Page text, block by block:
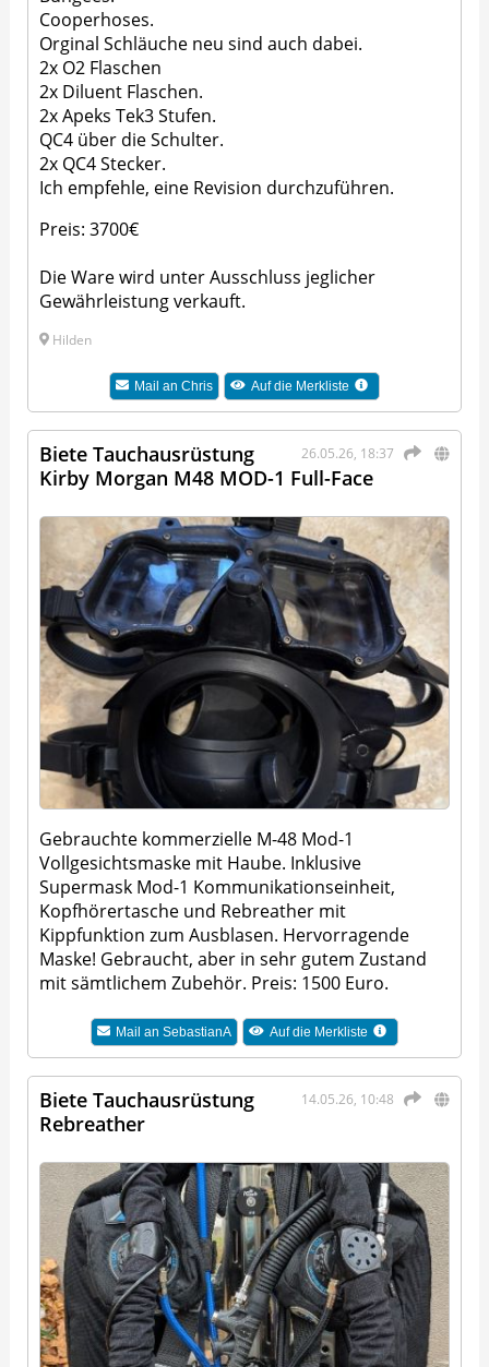
Cooperhoses.
Orginal Schläuche neu sind auch dabei.
2x O2 Flaschen
2x Diluent Flaschen.
2x Apeks Tek3 Stufen.
QC4 über die Schulter.
2x QC4 Stecker.
Ich empfehle, eine Revision durchzuführen.
Preis: 3700€
Die Ware wird unter Ausschluss jeglicher
Gewährleistung verkauft.
Hilden
Mail an Chris Auf die Merkliste
26.05.26, 18:37
Biete Tauchausrüstung
Kirby Morgan M48 MOD-1 Full-Face
Gebrauchte kommerzielle M-48 Mod-1
Vollgesichtsmaske mit Haube. Inklusive
Supermask Mod-1 Kommunikationseinheit,
Kopfhörertasche und Rebreather mit
Kippfunktion zum Ausblasen. Hervorragende
Maske! Gebraucht, aber in sehr gutem Zustand
mit sämtlichem Zubehör. Preis: 1500 Euro.
Mail an SebastianA Auf die Merkliste
14.05.26, 10:48
Biete Tauchausrüstung
Rebreather